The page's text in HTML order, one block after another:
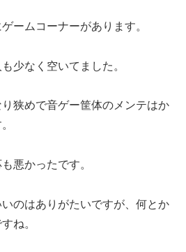
ームコーナーがあります。
少なく空いてました。
狭めで音ゲー筐体のメンテはか
悪かったです。
のはありがたいですが、何とか
ね。